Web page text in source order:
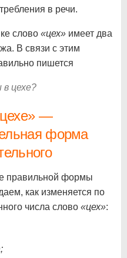
в речи.
слово «цех» имеет два
В связи с этим
пишется
цехе?
—
форма
правильной формы
как изменяется по
числа слово «цех»: